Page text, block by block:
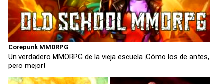
Corepunk MMORPG
Un verdadero MMORPG de la vieja escuela ¡Cómo los de antes,
pero mejor!